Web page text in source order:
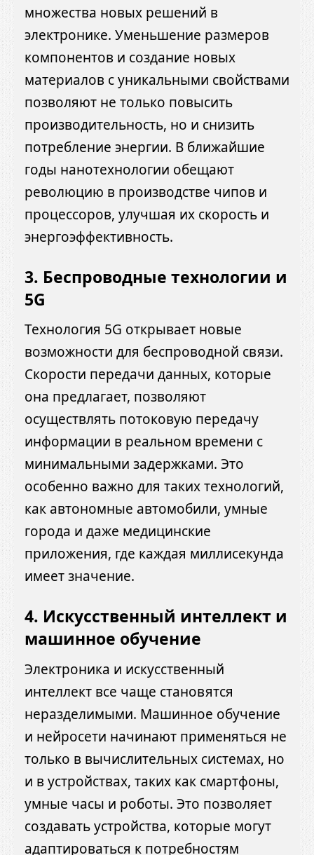
множества новых решений в
электронике. Уменьшение размеров
компонентов и создание новых
материалов с уникальными свойствами
позволяют не только повысить
производительность, но и снизить
потребление энергии. В ближайшие
годы нанотехнологии обещают
революцию в производстве чипов и
процессоров, улучшая их скорость и
энергоэффективность.
3. Беспроводные технологии и
5G
Технология 5G открывает новые
возможности для беспроводной связи.
Скорости передачи данных, которые
она предлагает, позволяют
осуществлять потоковую передачу
информации в реальном времени с
минимальными задержками. Это
особенно важно для таких технологий,
как автономные автомобили, умные
города и даже медицинские
приложения, где каждая миллисекунда
имеет значение.
4. Искусственный интеллект и
машинное обучение
Электроника и искусственный
интеллект все чаще становятся
неразделимыми. Машинное обучение
и нейросети начинают применяться не
только в вычислительных системах, но
и в устройствах, таких как смартфоны,
умные часы и роботы. Это позволяет
создавать устройства, которые могут
адаптироваться к потребностям